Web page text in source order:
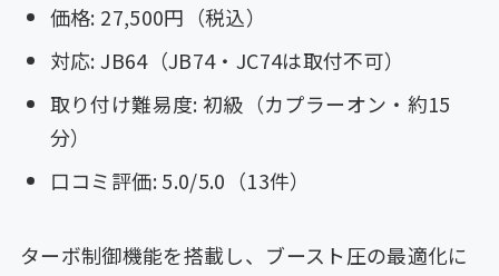
価格: 27,500円（税込）
対応: JB64（JB74・JC74は取付不可）
取り付け難易度: 初級（カプラーオン・約15
分）
口コミ評価: 5.0/5.0（13件）
ターボ制御機能を搭載し、ブースト圧の最適化に